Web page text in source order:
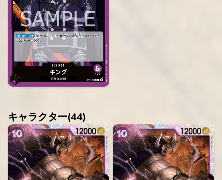
キャラクター(44)